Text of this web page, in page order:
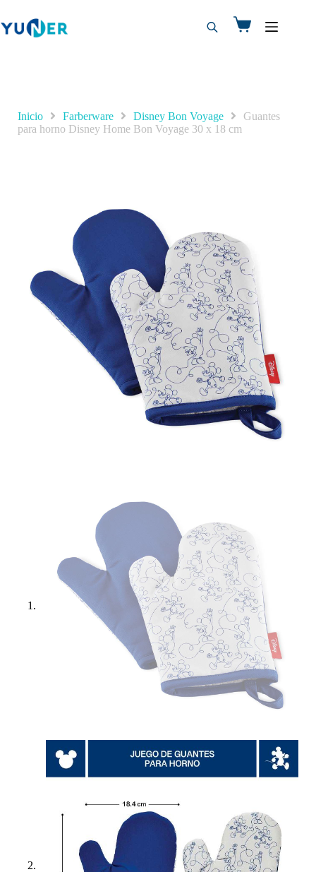
Inicio Farberware Disney Bon Voyage
Guantes
para horno Disney Home Bon Voyage 30 x 18 cm